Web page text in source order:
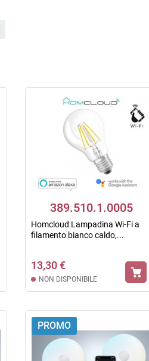
389.510.1.0005
Homcloud Lampadina Wi-Fi a
filamento bianco caldo,...
13,30 €
NON DISPONIBILE
PROMO